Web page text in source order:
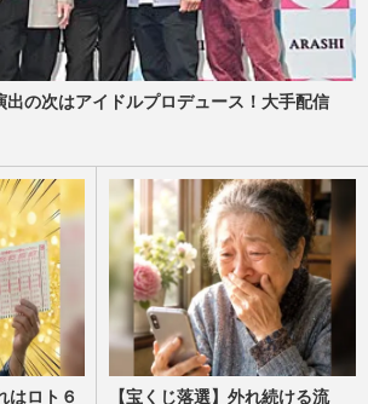
出の次はアイドルプロデュース！大手配信
はロト６ 【宝くじ落選】外れ続ける流